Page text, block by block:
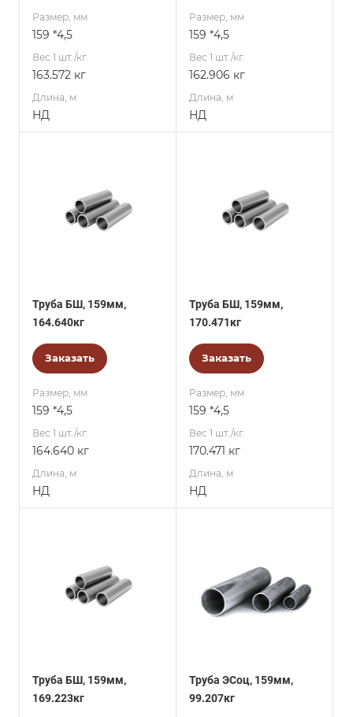
Размер, мм
159 *4,5
Вес 1 шт./кг.
163.572 кг
Длина, м
НД
Размер, мм
159 *4,5
Вес 1 шт./кг.
162.906 кг
Длина, м
НД
Труба БШ, 159мм,
164.640кг
Заказать
Размер, мм
159 *4,5
Вес 1 шт./кг.
164.640 кг
Длина, м
НД
Труба БШ, 159мм,
170.471кг
Заказать
Размер, мм
159 *4,5
Вес 1 шт./кг.
170.471 кг
Длина, м
НД
Труба БШ, 159мм,
169.223кг
Труба ЭСоц, 159мм,
99.207кг